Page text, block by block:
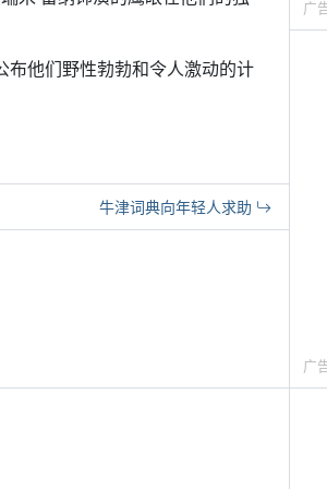
布他们野性勃勃和令人激动的计
牛津词典向年轻人求助
广
广